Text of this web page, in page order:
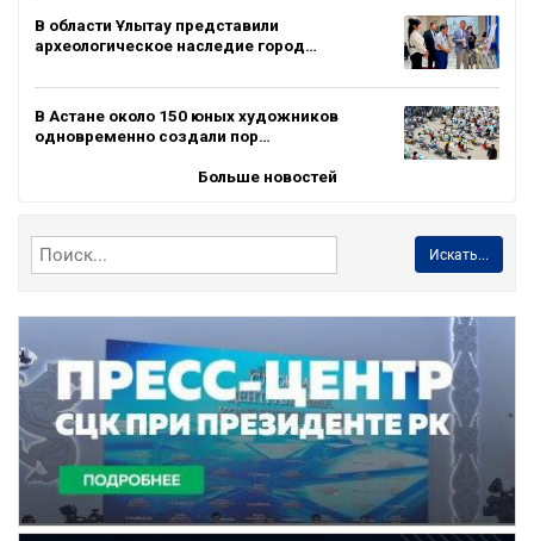
В области Ұлытау представили
археологическое наследие город…
В Астане около 150 юных художников
одновременно создали пор…
Больше новостей
Искать...